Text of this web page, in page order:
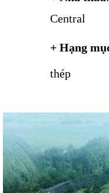
Central
+ Hạng
thép